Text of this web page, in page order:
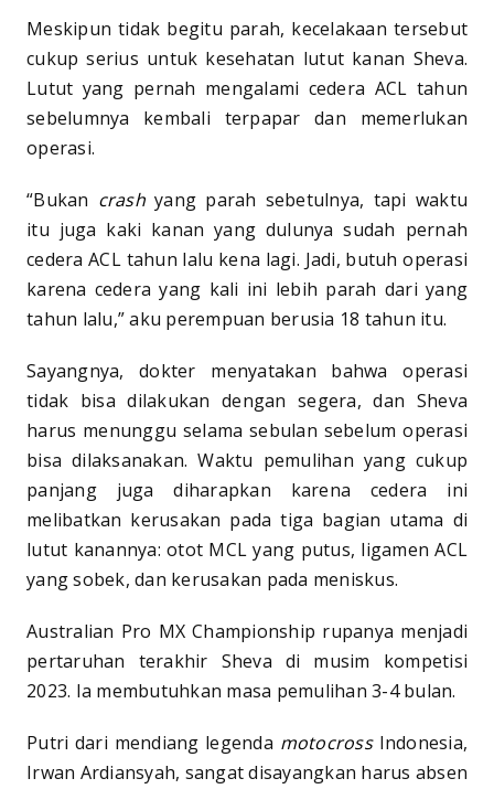
Meskipun tidak begitu parah, kecelakaan tersebut
cukup serius untuk kesehatan lutut kanan Sheva.
Lutut yang pernah mengalami cedera ACL tahun
sebelumnya kembali terpapar dan memerlukan
operasi.
“Bukan crashyang parah sebetulnya, tapi waktu
itu juga kaki kanan yang dulunya sudah pernah
cedera ACL tahun lalu kena lagi. Jadi, butuh operasi
karena cedera yang kali ini lebih parah dari yang
tahun lalu,” aku perempuan berusia 18 tahun itu.
Sayangnya, dokter menyatakan bahwa operasi
tidak bisa dilakukan dengan segera, dan Sheva
harus menunggu selama sebulan sebelum operasi
bisa dilaksanakan. Waktu pemulihan yang cukup
panjang juga diharapkan karena cedera ini
melibatkan kerusakan pada tiga bagian utama di
lutut kanannya: otot MCL yang putus, ligamen ACL
yang sobek, dan kerusakan pada meniskus.
Australian Pro MX Championship rupanya menjadi
pertaruhan terakhir Sheva di musim kompetisi
2023. Ia membutuhkan masa pemulihan 3-4 bulan.
Putri dari mendiang legenda motocrossIndonesia,
Irwan Ardiansyah, sangat disayangkan harus absen